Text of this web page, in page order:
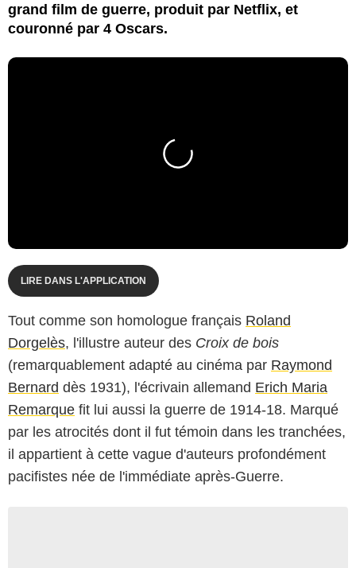
grand film de guerre, produit par Netflix, et
couronné par 4 Oscars.
LIRE DANS L'APPLICATION
Tout comme son homologue français Roland
Dorgelès, l'illustre auteur des Croix de bois
(remarquablement adapté au cinéma par Raymond
Bernard dès 1931), l'écrivain allemand Erich Maria
Remarque fit lui aussi la guerre de 1914-18. Marqué
par les atrocités dont il fut témoin dans les tranchées,
il appartient à cette vague d'auteurs profondément
pacifistes née de l'immédiate après-Guerre.